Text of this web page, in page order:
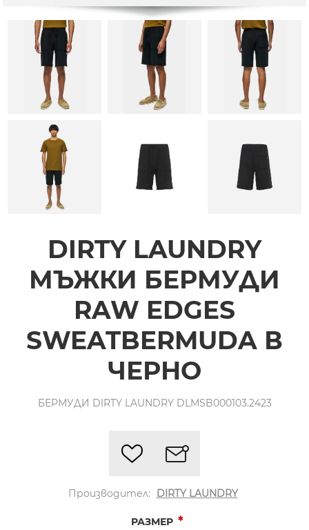
DIRTY LAUNDRY
МЪЖКИ БЕРМУДИ
RAW EDGES
SWEATBERMUDA В
ЧЕРНО
БЕРМУДИ DIRTY LAUNDRY DLMSB000103.2423
Производител: DIRTY LAUNDRY
РАЗМЕР *